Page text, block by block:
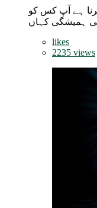
ہے آپ کس کو
likes
2235 views